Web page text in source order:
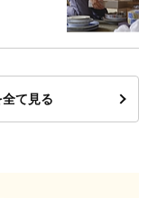
全て見る